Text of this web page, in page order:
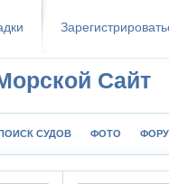
Сайт
СУДОВ ФОТО